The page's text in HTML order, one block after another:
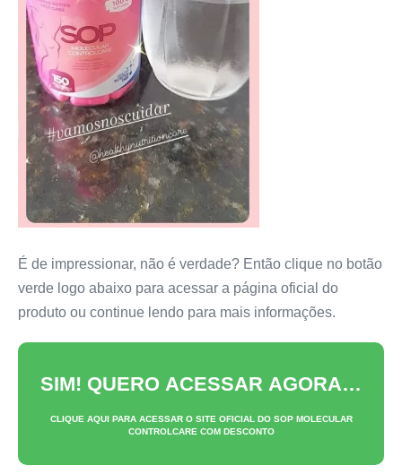
É de impressionar, não é verdade? Então clique no botão
verde logo abaixo para acessar a página oficial do
produto ou continue lendo para mais informações.
SIM! QUERO ACESSAR AGORA…
CLIQUE AQUI PARA ACESSAR O SITE OFICIAL DO SOP MOLECULAR
CONTROLCARECOM DESCONTO